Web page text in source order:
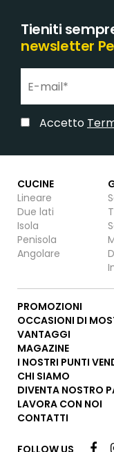
Tieniti
newsletter
Accetto
CUCINE
Lineare
Due lati
Isola
Penisola
Angolare
PROMOZIONI
OCCASIONI DI
VANTAGGI
MAGAZINE
I NOSTRI PUNTI
CHI SIAMO
DIVENTA NOSTRO
LAVORA CON NOI
CONTATTI